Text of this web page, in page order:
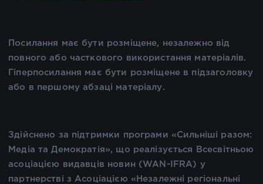
Посилання має бути розміщене, незалежно від
повного або часткового використання матеріалів.
Гіперпосилання має бути розміщене в підзаголовку
або в першому абзаці матеріалу.
Здійснено за підтримки програми «Сильніші разом:
Медіа та Демократія», що реалізується Всесвітньою
асоціацією видавців новин (WAN-IFRA) у
партнерстві з Асоціацією «Незалежні регіональні